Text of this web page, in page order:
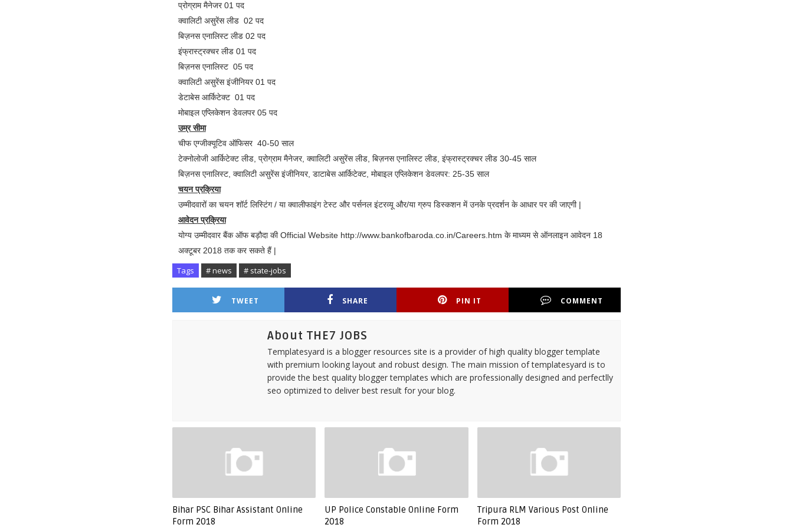
प्रोग्राम मैनेजर 01 पद
क्वालिटी असुरेंस लीड 02 पद
बिज़नस एनालिस्ट लीड 02 पद
इंफ्रास्ट्रक्चर लीड 01 पद
बिज़नस एनालिस्ट 05 पद
क्वालिटी असुरेंस इंजीनियर 01 पद
डेटाबेस आर्किटेक्ट 01 पद
मोबाइल एप्लिकेशन डेवलपर 05 पद
उम्र सीमा
चीफ एग्जीक्यूटिव ऑफिसर 40-50 साल
टेक्नोलोजी आर्किटेक्ट लीड, प्रोग्राम मैनेजर, क्वालिटी असुरेंस लीड, बिज़नस एनालिस्ट लीड, इंफ्रास्ट्रक्चर लीड 30-45 साल
बिज़नस एनालिस्ट, क्वालिटी असुरेंस इंजीनियर, डाटाबेस आर्किटेक्ट, मोबाइल एप्लिकेशन डेवलपर: 25-35 साल
चयन प्रक्रिया
उम्मीदवारों का चयन शॉर्ट लिस्टिंग / या क्वालीफाइंग टेस्ट और पर्सनल इंटरव्यू और/या ग्रुप डिस्कशन में उनके प्रदर्शन के आधार पर की जाएगी |
आवेदन प्रक्रिया
योग्य उम्मीदवार बैंक ऑफ बड़ौदा की Official Website http://www.bankofbaroda.co.in/Careers.htm के माध्यम से ऑनलाइन आवेदन 18
अक्टूबर 2018 तक कर सकते हैं |
Tags # news # state-jobs
TWEET SHARE PIN IT COMMENT
About THE7 JOBS
Templatesyard is a blogger resources site is a provider of high quality blogger template
with premium looking layout and robust design. The main mission of templatesyard is to
provide the best quality blogger templates which are professionally designed and perfectlly
seo optimized to deliver best result for your blog.
Bihar PSC Bihar Assistant Online
Form 2018
UP Police Constable Online Form
2018
Tripura RLM Various Post Online
Form 2018